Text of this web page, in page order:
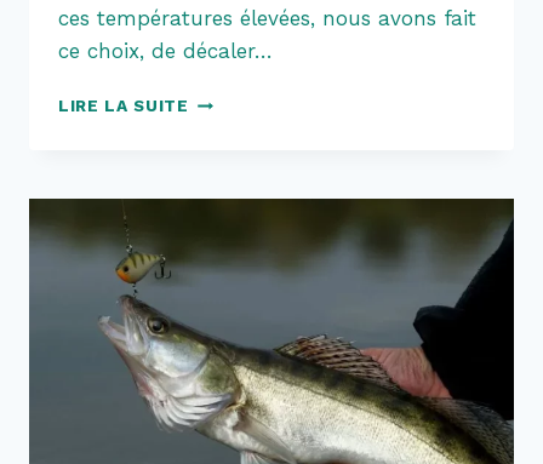
ces températures élevées, nous avons fait
ce choix, de décaler…
LIRE LA SUITE CHALEUR
!